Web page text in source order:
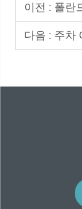
이전 : 폴란드에
다음 : 주차 에